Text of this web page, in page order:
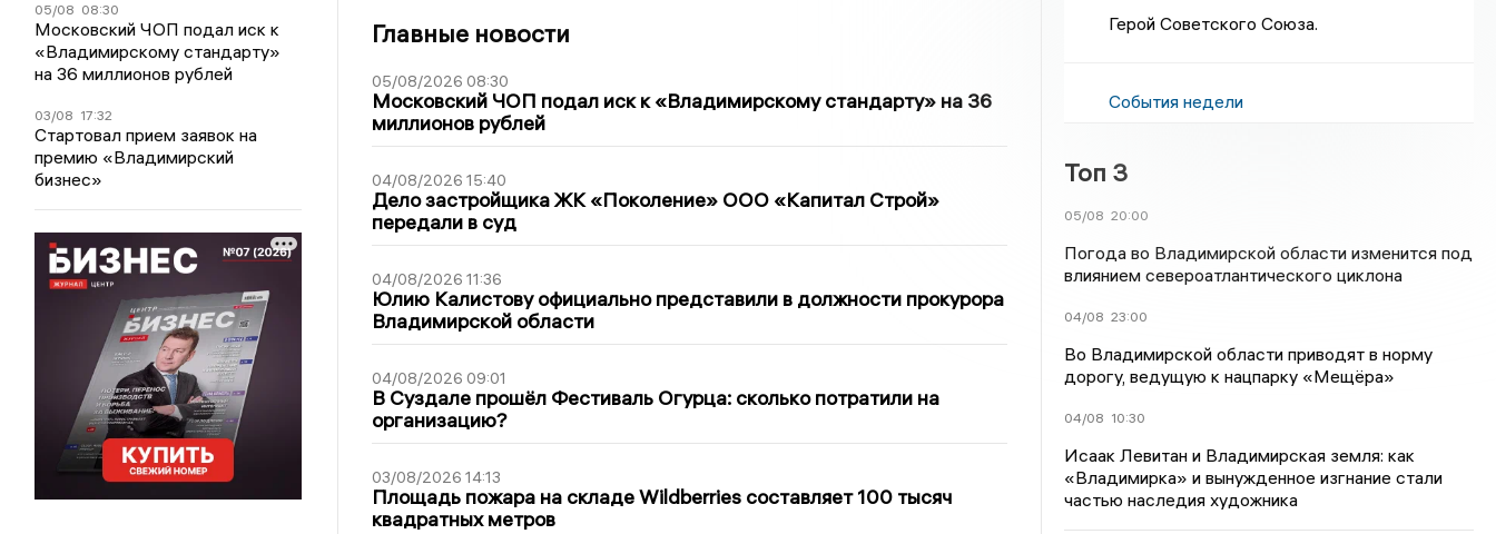
05/08 08:30
Московский ЧОП подал иск к
«Владимирскому стандарту»
на 36 миллионов рублей
03/08 17:32
Стартовал прием заявок на
премию «Владимирский
бизнес»
Главные новости
05/08/2026 08:30
Московский ЧОП подал иск к «Владимирскому стандарту» на 36
миллионов рублей
04/08/2026 15:40
Дело застройщика ЖК «Поколение» ООО «Капитал Строй»
передали в суд
04/08/2026 11:36
Юлию Калистову официально представили в должности прокурора
Владимирской области
04/08/2026 09:01
В Суздале прошёл Фестиваль Огурца: сколько потратили на
организацию?
03/08/2026 14:13
Площадь пожара на складе Wildberries составляет 100 тысяч
квадратных метров
Герой Советского Союза.
События недели
Топ 3
05/08 20:00
Погода во Владимирской области изменится под
влиянием североатлантического циклона
04/08 23:00
Во Владимирской области приводят в норму
дорогу, ведущую к нацпарку «Мещёра»
04/08 10:30
Исаак Левитан и Владимирская земля: как
«Владимирка» и вынужденное изгнание стали
частью наследия художника